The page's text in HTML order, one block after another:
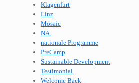
Klagenfurt
Linz
Mosaic
NA
nationale Programme
PreCamp
Sustainable Development
Testimonial
Welcome Back